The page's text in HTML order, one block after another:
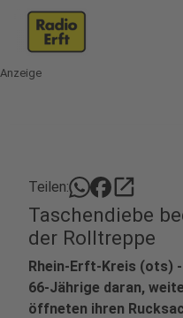
Anzeige
Teilen: open_in_new
Taschendiebe
der Rolltreppe
Rhein-Erft-Kreis (ots)
66-Jährige daran,
öffneten ihren